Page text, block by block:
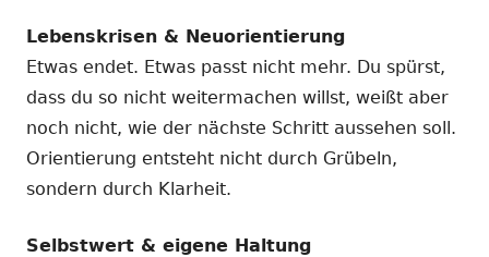
Lebenskrisen & Neuorientierung
Etwas endet. Etwas passt nicht mehr. Du spürst,
dass du so nicht weitermachen willst, weißt aber
noch nicht, wie der nächste Schritt aussehen soll.
Orientierung entsteht nicht durch Grübeln,
sondern durch Klarheit.
Selbstwert & eigene Haltung